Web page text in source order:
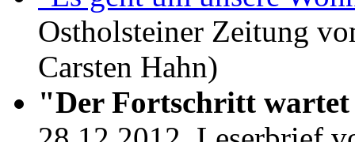
Ostholsteiner Zeitung
Carsten Hahn)
"Der Fortschritt